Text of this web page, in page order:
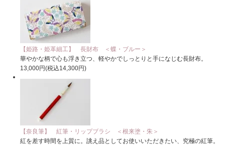
【姫路・姫革細工】 長財布 ＜蝶・ブルー＞
華やかな柄で心も浮き立つ、軽やかでしっとりと手になじむ長財布。
13,000円(税込14,300円)
【奈良筆】 紅筆・リップブラシ ＜根来塗・朱＞
紅を差す時間を上質に。誂え品としてお使いいただきたい、究極の紅筆。